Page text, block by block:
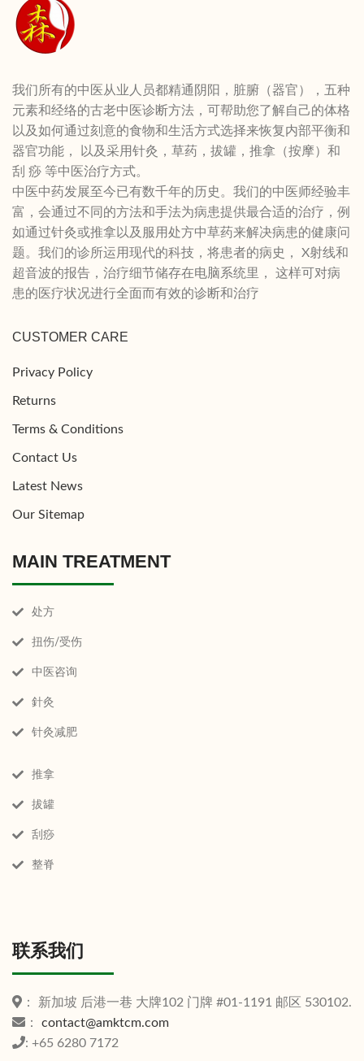
我们所有的中医从业人员都精通阴阳，脏腑（器官），五种
元素和经络的古老中医诊断方法，可帮助您了解自己的体格
以及如何通过刻意的食物和生活方式选择来恢复内部平衡和
器官功能， 以及采用针灸，草药，拔罐，推拿（按摩）和
刮 痧 等中医治疗方式。
中医中药发展至今已有数千年的历史。我们的中医师经验丰
富，会通过不同的方法和手法为病患提供最合适的治疗，例
如通过针灸或推拿以及服用处方中草药来解决病患的健康问
题。我们的诊所运用现代的科技，将患者的病史， X射线和
超音波的报告，治疗细节储存在电脑系统里， 这样可对病
患的医疗状况进行全面而有效的诊断和治疗
CUSTOMER CARE
Privacy Policy
Returns
Terms & Conditions
Contact Us
Latest News
Our Sitemap
MAIN TREATMENT
处方
扭伤/受伤
中医咨询
針灸
针灸减肥
推拿
拔罐
刮痧
整脊
联系我们
： 新加坡 后港一巷 大牌102 门牌 #01-1191 邮区 530102.
： contact@amktcm.com
: +65 6280 7172